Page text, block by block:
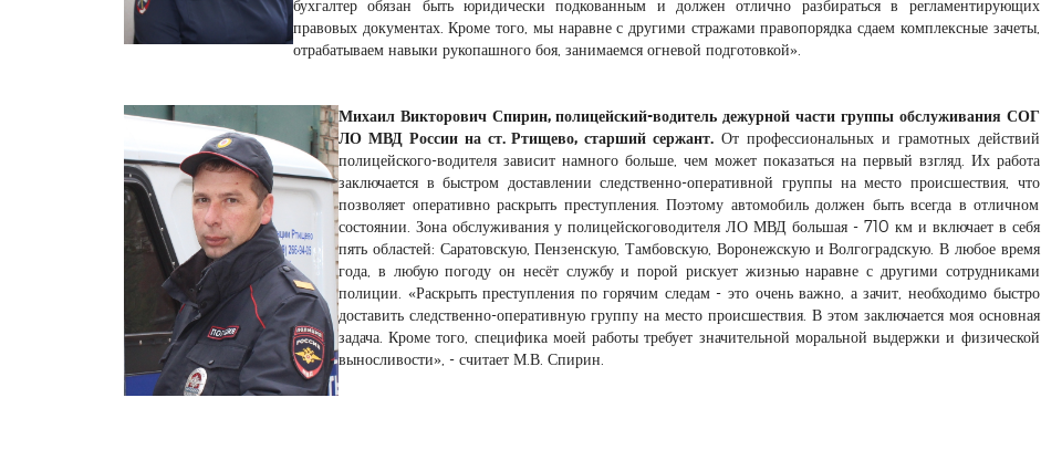
бухгалтер обязан быть юридически подкованным и должен отлично разбираться в регламентирующих
правовых документах. Кроме того, мы наравне с другими стражами правопорядка сдаем комплексные зачеты,
отрабатываем навыки рукопашного боя, занимаемся огневой подготовкой».
Михаил Викторович Спирин, полицейский-водитель дежурной части группы обслуживания СОГ
ЛО МВД России на ст. Ртищево, старший сержант. От профессиональных и грамотных действий
полицейского-водителя зависит намного больше, чем может показаться на первый взгляд. Их работа
заключается в быстром доставлении следственно-оперативной группы на место происшествия, что
позволяет оперативно раскрыть преступления. Поэтому автомобиль должен быть всегда в отличном
состоянии. Зона обслуживания у полицейскоговодителя ЛО МВД большая - 710 км и включает в себя
пять областей: Саратовскую, Пензенскую, Тамбовскую, Воронежскую и Волгоградскую. В любое время
года, в любую погоду он несёт службу и порой рискует жизнью наравне с другими сотрудниками
полиции. «Раскрыть преступления по горячим следам - это очень важно, а зачит, необходимо быстро
доставить следственно-оперативную группу на место происшествия. В этом заключается моя основная
задача. Кроме того, специфика моей работы требует значительной моральной выдержки и физической
выносливости», - считает М.В. Спирин.